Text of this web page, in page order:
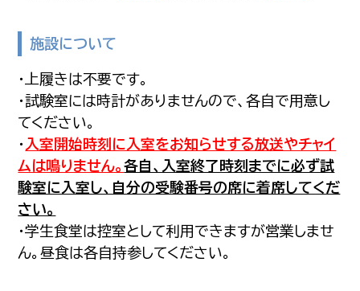
施設について
・上履きは不要です。
・試験室には時計がありませんので、各自で用意し
てください。
・ 入室開始時刻に入室をお知らせする放送やチャイ
ムは鳴りません。各自、入室終了時刻までに必ず試
験室に入室し、自分の受験番号の席に着席してくだ
さい。
・学生食堂は控室として利用できますが営業しませ
ん。昼食は各自持参してください。